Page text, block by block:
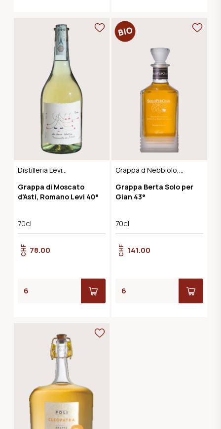
Distilleria Levi
Grappa di Moscato
d'Asti, Romano Levi 40°
70cl
CHF 78.00
Grappa d Nebbiolo,
Moscato
Grappa Berta Solo per
Gian 43°
70cl
CHF 141.00